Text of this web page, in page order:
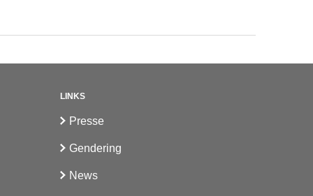
LINKS
Presse
Gendering
News